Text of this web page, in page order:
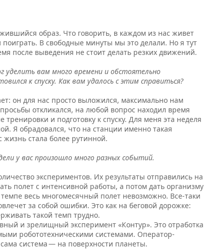
образ. Что говорить, в каждом из нас живет
поиграть. В свободные минуты мы это делали. Но я тут
после выведения не стоит делать резких движений.
вам много времени и обсто­ятельно
к спуску. Как вам удалось с этим справиться?
он для нас просто выложился, максимально нам
откликался, на любой вопрос находил время
и подготовку к спуску. Для меня эта неделя
Я обрадовался, что на станции именно такая
стала более рутинной.
у вас произошло много разных событий.
экспериментов. Их результаты отправились на
полет с интенсивной работы, а потом дать организму
весь многомесячный полет невозможно. Все-таки
за собой ошибки. Это как на беговой дорожке:
такой темп трудно.
и зрелищный эксперимент «Контур». Это отработка
робототехническими системами. Оператор-
система — на поверхности планеты.